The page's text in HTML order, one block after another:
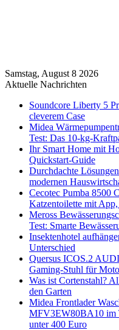
Samstag, August 8 2026
Aktuelle Nachrichten
Soundcore Liberty 5
cleverem Case
Midea
Test: Das 10-kg-
Ihr Smart Home mit
Quickstart-Guide
Durchdachte
modernen
Cecotec Pumba 8500
Katzentoilette mit
Meross
Test: Smarte
Insektenhotel
Unterschied
Quersus ICOS.2
Gaming-Stuhl für
Was ist Cortenstahl?
den Garten
Midea Frontlader
MFV3EW80BA10 im
unter 400 Euro